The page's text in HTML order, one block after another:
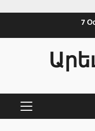
7
PRIMARY